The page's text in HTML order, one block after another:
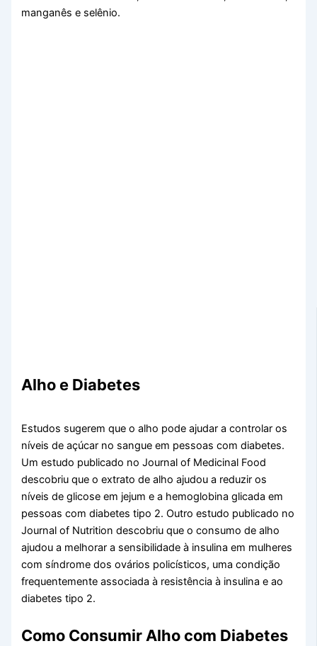
manganês e selênio.
Alho e Diabetes
Estudos sugerem que o alho pode ajudar a controlar os
níveis de açúcar no sangue em pessoas com diabetes.
Um estudo publicado no Journal of Medicinal Food
descobriu que o extrato de alho ajudou a reduzir os
níveis de glicose em jejum e a hemoglobina glicada em
pessoas com diabetes tipo 2. Outro estudo publicado no
Journal of Nutrition descobriu que o consumo de alho
ajudou a melhorar a sensibilidade à insulina em mulheres
com síndrome dos ovários policísticos, uma condição
frequentemente associada à resistência à insulina e ao
diabetes tipo 2.
Como Consumir Alho com Diabetes